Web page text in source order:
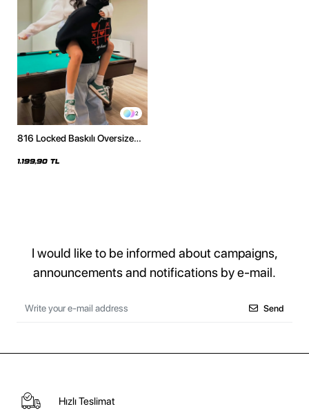
2
816 Locked Baskılı Oversize
1.199,90 TL
I would like to be informed about campaigns,
announcements and notifications by e-mail.
Send
Hızlı Teslimat